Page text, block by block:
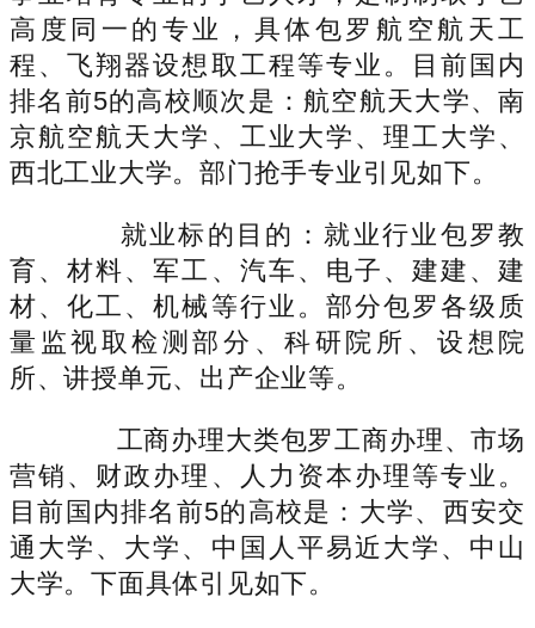
高度同一的专业，具体包罗航空航天工
程、飞翔器设想取工程等专业。目前国内
排名前5的高校顺次是：航空航天大学、南
京航空航天大学、工业大学、理工大学、
西北工业大学。部门抢手专业引见如下。
就业标的目的：就业行业包罗教
育、材料、军工、汽车、电子、建建、建
材、化工、机械等行业。部分包罗各级质
量监视取检测部分、科研院所、设想院
所、讲授单元、出产企业等。
工商办理大类包罗工商办理、市场
营销、财政办理、人力资本办理等专业。
目前国内排名前5的高校是：大学、西安交
通大学、大学、中国人平易近大学、中山
大学。下面具体引见如下。